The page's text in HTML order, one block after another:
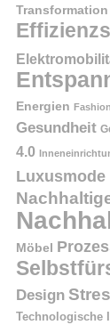
Transformation
Energien
Gesundheit
4.0
Luxusmode
Möbel
Design
Technologische